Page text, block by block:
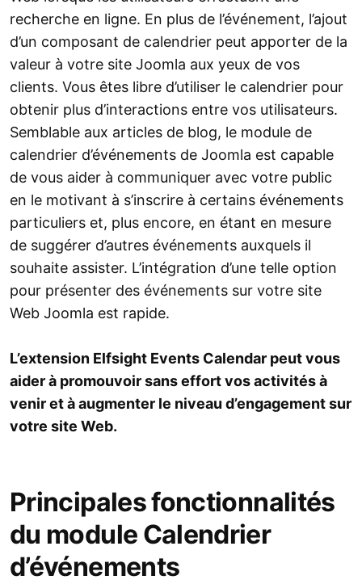
recherche en ligne. En plus de l’événement, l’ajout
d’un composant de calendrier peut apporter de la
valeur à votre site Joomla aux yeux de vos
clients. Vous êtes libre d’utiliser le calendrier pour
obtenir plus d’interactions entre vos utilisateurs.
Semblable aux articles de blog, le module de
calendrier d’événements de Joomla est capable
de vous aider à communiquer avec votre public
en le motivant à s’inscrire à certains événements
particuliers et, plus encore, en étant en mesure
de suggérer d’autres événements auxquels il
souhaite assister. L’intégration d’une telle option
pour présenter des événements sur votre site
Web Joomla est rapide.
L’extension Elfsight Events Calendar peut vous
aider à promouvoir sans effort vos activités à
venir et à augmenter le niveau d’engagement sur
votre site Web.
Principales fonctionnalités
du module Calendrier
d’événements